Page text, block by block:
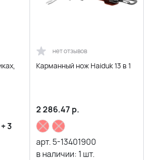
+ 3
нет отзывов
Карманный нож Haiduk 13 в 1
2 286.47 р.
арт. 5-13401900
в наличии: 1 шт.